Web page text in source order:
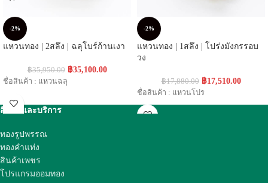
-2%
แหวนทอง | 2สลึง | ฉลุโบร์ก้านเงา
฿35,950.00 ฿35,100.00
ชื่อสินค้า : แหวนฉลุ
-2%
แหวนทอง | 1สลึง | โปร่งมังกรรอบ
วง
฿17,880.00 ฿17,510.00
ชื่อสินค้า : แหวนโปร
สินค้าและบริการ
ทองรูปพรรณ
ทองคำแท่ง
สินค้าเพชร
โปรแกรมออมทอง